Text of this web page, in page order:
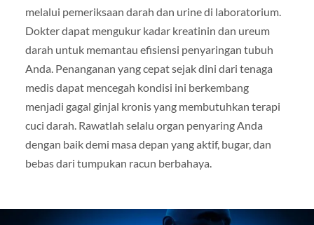
melalui pemeriksaan darah dan urine di laboratorium.
Dokter dapat mengukur kadar kreatinin dan ureum
darah untuk memantau efisiensi penyaringan tubuh
Anda. Penanganan yang cepat sejak dini dari tenaga
medis dapat mencegah kondisi ini berkembang
menjadi gagal ginjal kronis yang membutuhkan terapi
cuci darah. Rawatlah selalu organ penyaring Anda
dengan baik demi masa depan yang aktif, bugar, dan
bebas dari tumpukan racun berbahaya.